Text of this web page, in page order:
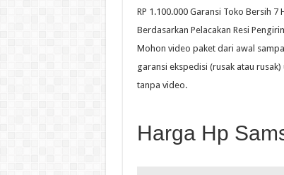
RP 1.100.000 Garansi Toko Bersih
Berdasarkan Pelacakan Resi
Mohon video paket dari awal
garansi ekspedisi (rusak atau
tanpa video.
Harga Hp